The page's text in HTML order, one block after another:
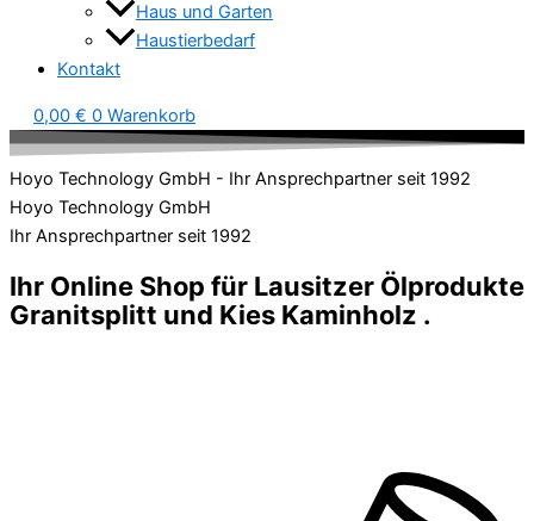
Haus und Garten
Haustierbedarf
Kontakt
0,00 € 0 Warenkorb
Hoyo Technology GmbH - Ihr Ansprechpartner seit 1992
Hoyo Technology GmbH
Ihr Ansprechpartner seit 1992
Ihr Online Shop für Lausitzer Ölprodukte
Granitsplitt und Kies Kaminholz .